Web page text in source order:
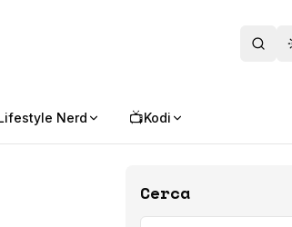
Nerd 📺Kodi
Cerca